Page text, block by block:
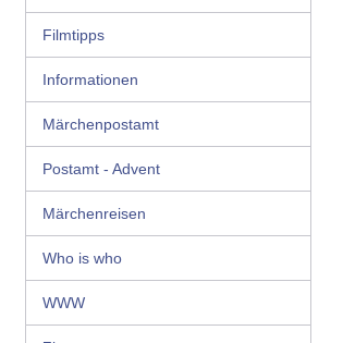
Filmtipps
Informationen
Märchenpostamt
Postamt - Advent
Märchenreisen
Who is who
WWW